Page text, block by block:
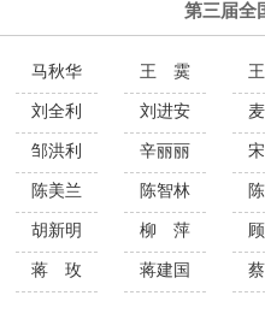
第三届全
马秋华 王 霙
刘全利 刘进安
邹洪利 辛丽丽
陈美兰 陈智林
胡新明 柳 萍
蒋 玫 蒋建国